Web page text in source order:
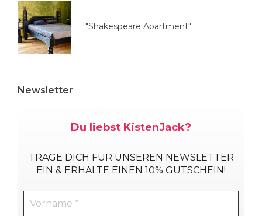
"Shakespeare Apartment"
Newsletter
Du liebst KistenJack?
TRAGE DICH FÜR UNSEREN NEWSLETTER
EIN & ERHALTE EINEN 10% GUTSCHEIN!